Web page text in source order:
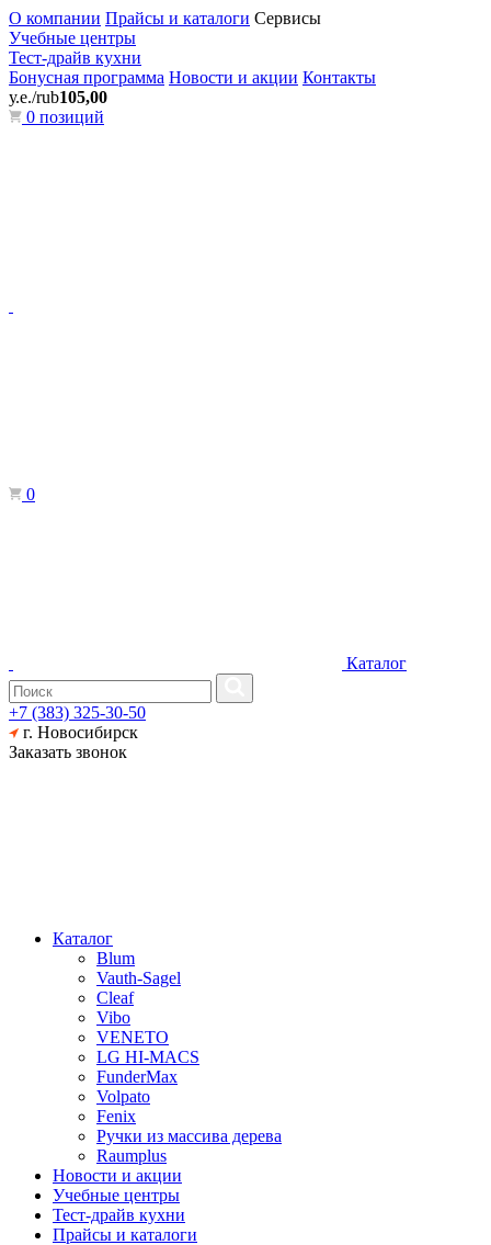
О компании Прайсы и каталоги Сервисы
Учебные центры
Тест-драйв кухни
Бонусная программа Новости и акции Контакты
у.е./rub105,00
0 позиций
0
Каталог
+7 (383) 325-30-50
г. Новосибирск
Заказать звонок
Каталог
Blum
Vauth-Sagel
Cleaf
Vibo
VENETO
LG HI-MACS
FunderMax
Volpato
Fenix
Ручки из массива дерева
Raumplus
Новости и акции
Учебные центры
Тест-драйв кухни
Прайсы и каталоги